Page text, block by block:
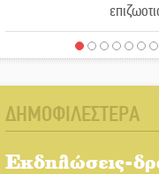
Η
Ένα
ΔΗΜΟΦΙΛΕΣΤΕΡΑ
Εκδηλώσεις-